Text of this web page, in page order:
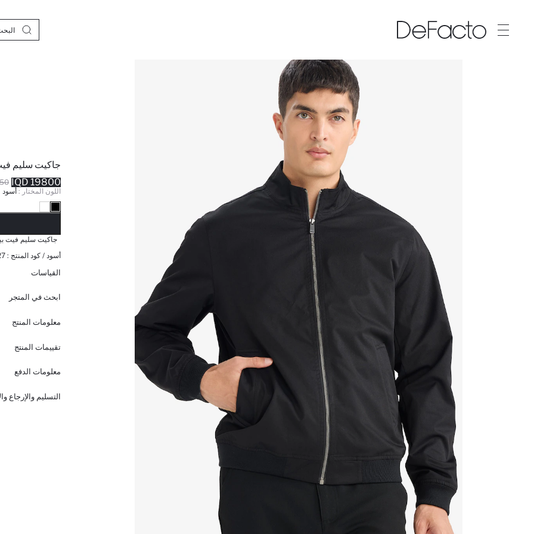
جاكيت سليم
19800 IQD
اللون المختار : أسود
جاكيت سليم فيت
أسود / كود المنتج :
القياسات
ابحث في المتجر
معلومات المنتج
تقييمات المنتج
معلومات الدفع
التسليم والإرجاع